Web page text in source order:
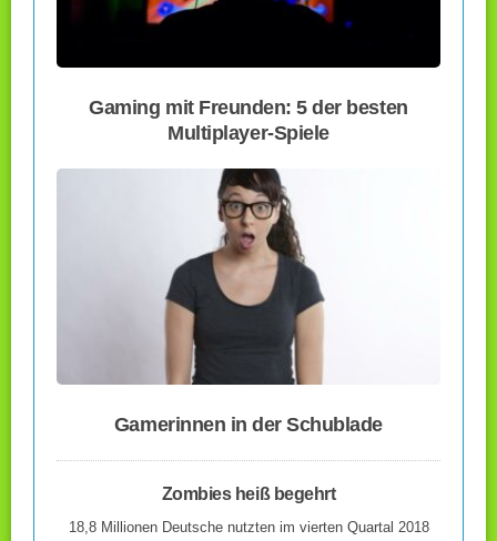
Gaming mit Freunden: 5 der besten
Multiplayer-Spiele
Gamerinnen in der Schublade
Zombies heiß begehrt
18,8 Millionen Deutsche nutzten im vierten Quartal 2018